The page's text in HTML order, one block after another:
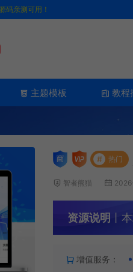
码亲测可用！
主题模板 教程
# 热门
智者熊猫
资源说明 丨
增值服务：